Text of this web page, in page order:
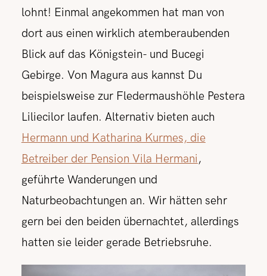
lohnt! Einmal angekommen hat man von
dort aus einen wirklich atemberaubenden
Blick auf das Königstein- und Bucegi
Gebirge. Von Magura aus kannst Du
beispielsweise zur Fledermaushöhle Pestera
Liliecilor laufen. Alternativ bieten auch
Hermann und Katharina Kurmes, die
Betreiber der Pension Vila Hermani,
geführte Wanderungen und
Naturbeobachtungen an. Wir hätten sehr
gern bei den beiden übernachtet, allerdings
hatten sie leider gerade Betriebsruhe.